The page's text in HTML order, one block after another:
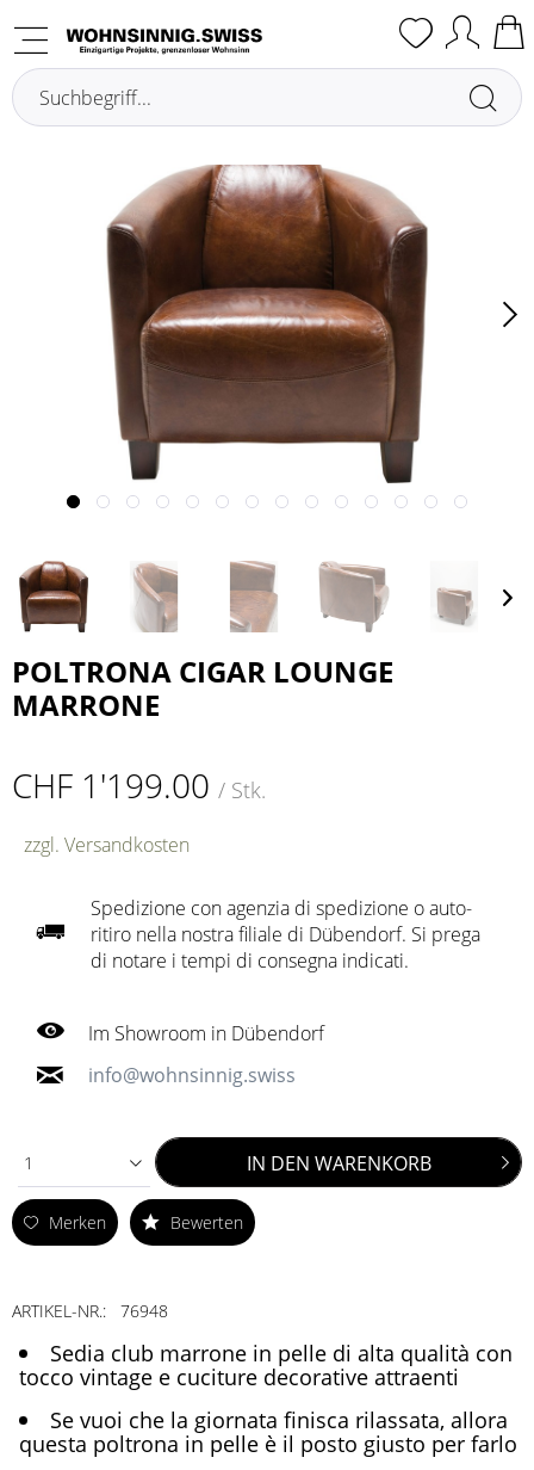
Übersicht
POLTRONA CIGAR LOUNGE
MARRONE
CHF 1'199.00 / Stk.
zzgl. Versandkosten
Spedizione con agenzia di spedizione o auto-
ritiro nella nostra filiale di Dübendorf. Si prega
di notare i tempi di consegna indicati.
Im Showroom in Dübendorf
info@wohnsinnig.swiss
1 IN DEN WARENKORB
Merken Bewerten
ARTIKEL-NR.: 76948
Sedia club marrone in pelle di alta qualità con
tocco vintage e cuciture decorative attraenti
Se vuoi che la giornata finisca rilassata, allora
questa poltrona in pelle è il posto giusto per farlo